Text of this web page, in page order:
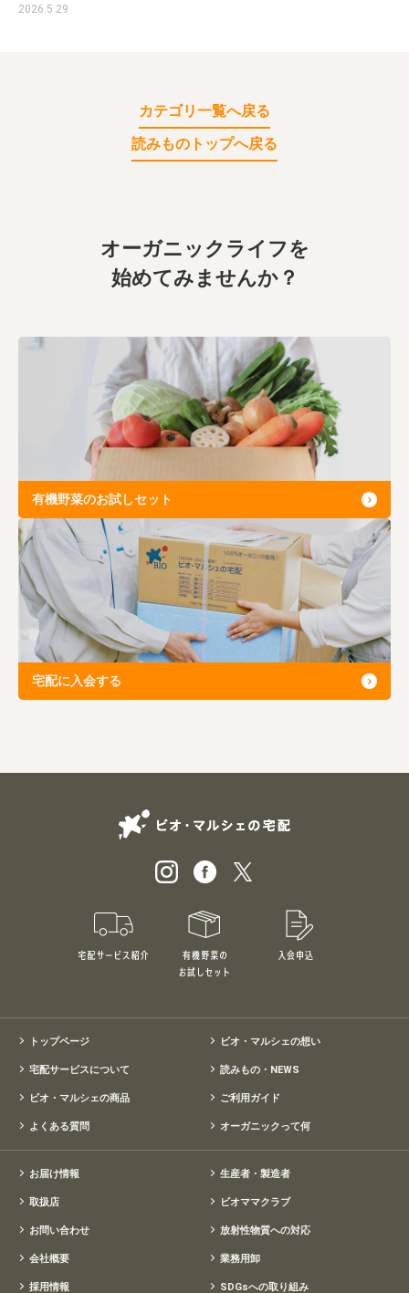
2026.5.29
カテゴリ一覧へ戻る
読みものトップへ戻る
オーガニックライフを
始めてみませんか？
有機野菜のお試しセット
宅配に入会する
宅配サービス紹介 有機野菜のお試しセット
トップページ ビオ・マルシェの想い
宅配サービスについて 読みもの・NEWS
ビオ・マルシェの商品 ご利用ガイド
よくある質問 オーガニックって何
お届け情報 生産者・製造者
取扱店 ビオママクラブ
お問い合わせ 放射性物質への対応
会社概要 業務用卸
採用情報 SDGsへの取り組み